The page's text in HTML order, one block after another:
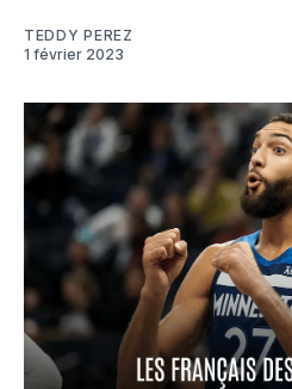
TEDDY PEREZ
1 février 2023